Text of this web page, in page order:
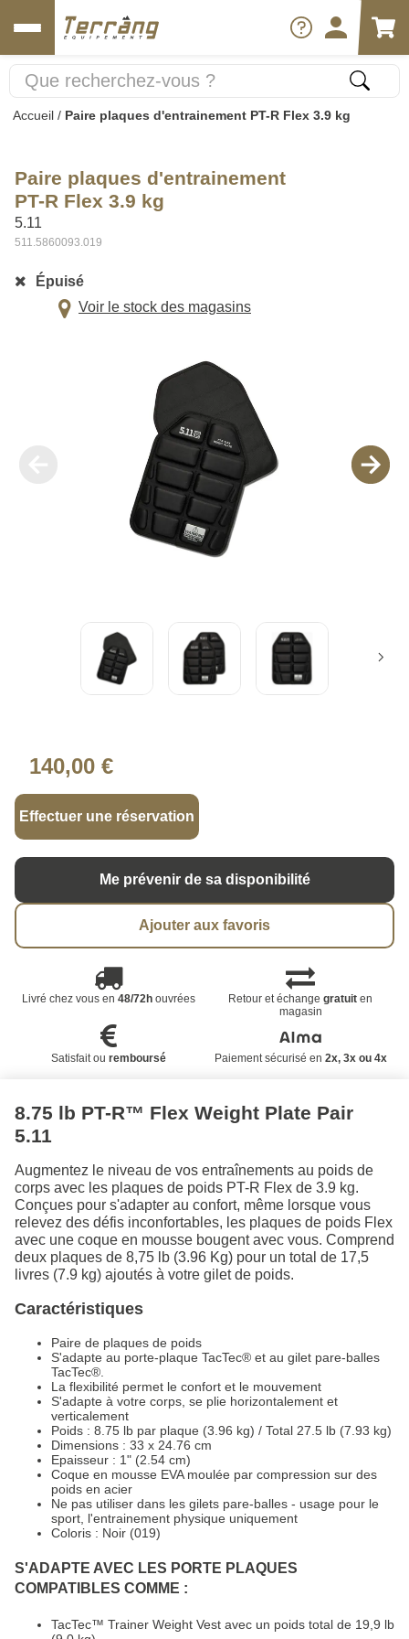
Accueil / Paire plaques d'entrainement PT-R Flex 3.9 kg
Paire plaques d'entrainement
PT-R Flex 3.9 kg
5.11
511.5860093.019
Épuisé
Voir le stock des magasins
140,00 €
Effectuer une réservation
Me prévenir de sa disponibilité
Ajouter aux favoris
Livré chez vous en 48/72houvrées Retour et échangegratuit en
magasin
Satisfait ou remboursé Paiement sécurisé en 2x, 3x ou 4x
8.75 lb PT-R™ Flex Weight Plate Pair
5.11
Augmentez le niveau de vos entraînements au poids de
corps avec les plaques de poids PT-R Flex de 3.9 kg.
Conçues pour s'adapter au confort, même lorsque vous
relevez des défis inconfortables, les plaques de poids Flex
avec une coque en mousse bougent avec vous. Comprend
deux plaques de 8,75 lb (3.96 Kg) pour un total de 17,5
livres (7.9 kg) ajoutés à votre gilet de poids.
Caractéristiques
Paire de plaques de poids
S'adapte au porte-plaque TacTec® et au gilet pare-balles
TacTec®.
La flexibilité permet le confort et le mouvement
S'adapte à votre corps, se plie horizontalement et
verticalement
Poids : 8.75 lb par plaque (3.96 kg) / Total 27.5 lb (7.93 kg)
Dimensions : 33 x 24.76 cm
Epaisseur : 1" (2.54 cm)
Coque en mousse EVA moulée par compression sur des
poids en acier
Ne pas utiliser dans les gilets pare-balles - usage pour le
sport, l'entrainement physique uniquement
Coloris : Noir (019)
S'ADAPTE AVEC LES PORTE PLAQUES
COMPATIBLES COMME :
TacTec™ Trainer Weight Vest avec un poids total de 19,9 lb